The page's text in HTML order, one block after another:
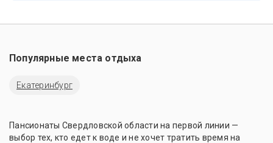
Популярные места отдыха
Екатеринбург
Пансионаты Свердловской области на первой линии —
выбор тех, кто едет к воде и не хочет тратить время на